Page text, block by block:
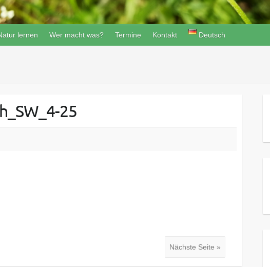
lernen Wer macht was? Termine Kontakt Deutsch
25
Nächste Seite »